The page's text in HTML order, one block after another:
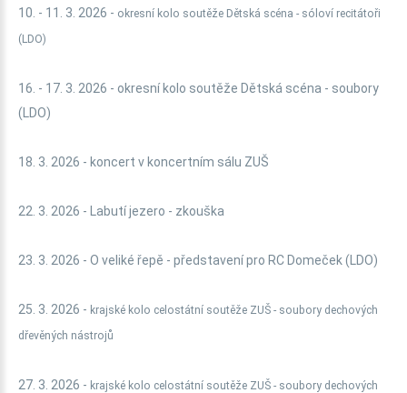
10. - 11. 3. 2026 - okresní kolo soutěže Dětská scéna - sóloví recitátoři
(LDO)
16. - 17. 3. 2026 - okresní kolo soutěže Dětská scéna - soubory
(LDO)
18. 3. 2026 - koncert v koncertním sálu ZUŠ
22. 3. 2026 - Labutí jezero - zkouška
23. 3. 2026 - O veliké řepě - představení pro RC Domeček (LDO)
25. 3. 2026 - krajské kolo celostátní soutěže ZUŠ - soubory dechových
dřevěných nástrojů
27. 3. 2026 - krajské kolo celostátní soutěže ZUŠ - soubory dechových